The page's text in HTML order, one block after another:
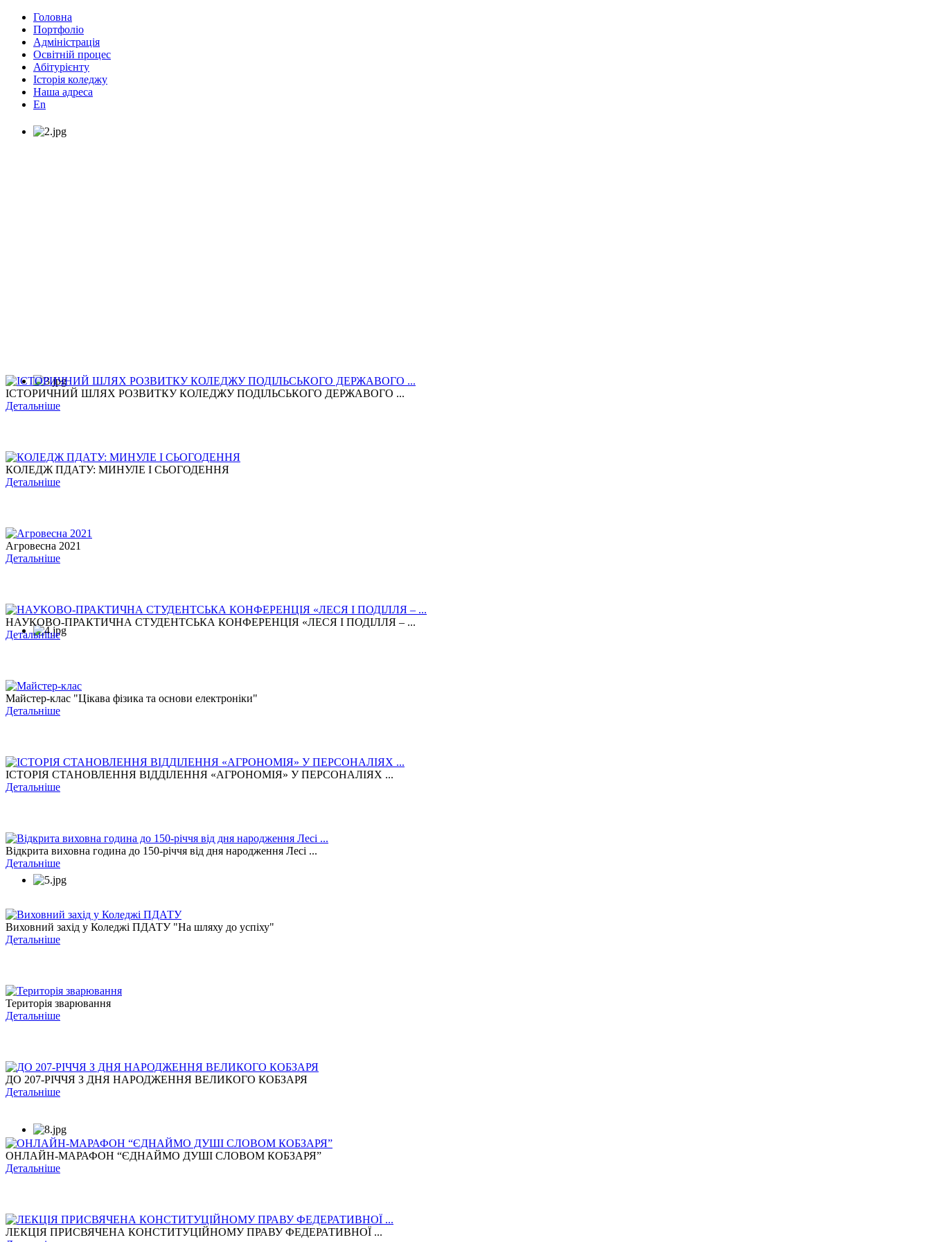
Головна
Портфоліо
Адміністрація
Освітній процес
Абітурієнту
Історія коледжу
Наша адреса
En
ІСТОРИЧНИЙ ШЛЯХ РОЗВИТКУ КОЛЕДЖУ ПОДІЛЬСЬКОГО ДЕРЖАВОГО ...
Детальніше
КОЛЕДЖ ПДАТУ: МИНУЛЕ І СЬОГОДЕННЯ
Детальніше
Агровесна 2021
Детальніше
НАУКОВО-ПРАКТИЧНА СТУДЕНТСЬКА КОНФЕРЕНЦІЯ «ЛЕСЯ І ПОДІЛЛЯ – ...
Детальніше
Майстер-клас "Цікава фізика та основи електроніки"
Детальніше
ІСТОРІЯ СТАНОВЛЕННЯ ВІДДІЛЕННЯ «АГРОНОМІЯ» У ПЕРСОНАЛІЯХ ...
Детальніше
Відкрита виховна година до 150-річчя від дня народження Лесі ...
Детальніше
Виховний захід у Коледжі ПДАТУ "На шляху до успіху"
Детальніше
Територія зварювання
Детальніше
ДО 207-РІЧЧЯ З ДНЯ НАРОДЖЕННЯ ВЕЛИКОГО КОБЗАРЯ
Детальніше
ОНЛАЙН-МАРАФОН “ЄДНАЙМО ДУШІ СЛОВОМ КОБЗАРЯ”
Детальніше
ЛЕКЦІЯ ПРИСВЯЧЕНА КОНСТИТУЦІЙНОМУ ПРАВУ ФЕДЕРАТИВНОЇ ...